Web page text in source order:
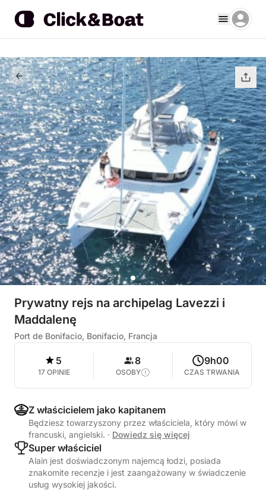
Prywatny rejs na archipelag Lavezzi i
Maddalenę
Port de Bonifacio, Bonifacio, Francja
5
17 OPINIE
8
OSOBY
9h00
CZAS TRWANIA
Z właścicielem jako kapitanem
Będziesz towarzyszony przez właściciela, który mówi w
francuski, angielski. · Dowiedz się więcej
Super właściciel
Alain jest doświadczonym najemcą łodzi, posiada
znakomite recenzje i jest zaangażowany w świadczenie
usług wysokiej jakości.